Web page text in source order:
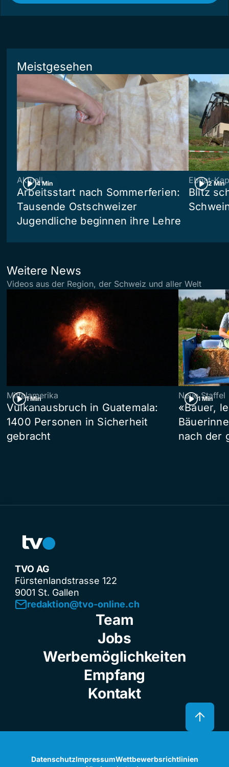
Meistgesehen
4 Min
Aktuell
Arbeitsstart nach Sommerferien:
Tausende Ostschweizer
Jugendliche beginnen ihre Lehre
2 Min
Ebnat-
Blitz
Weitere News
Videos aus der Region, der Schweiz und aller Welt
1 Min
Mittelamerika
Vulkanausbruch in Guatemala:
1400 Personen in Sicherheit
gebracht
1 Min
Neue Staffel
«Bauer,
nach der
TVO AG
Fürstenlandstrasse 122
9001 St. Gallen
redaktion@tvo-online.ch
Team
Jobs
Werbemöglichkeiten
Empfang
Kontakt
DatenschutzImpressumWettbewerbsrichtlinien